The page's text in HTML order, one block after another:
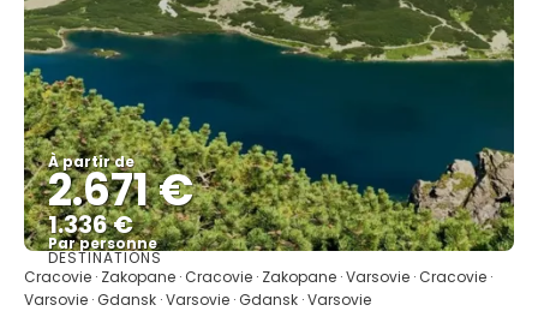
À partir de
2.671 €
1.336 €
Par personne
Afficher
DESTINATIONS
Cracovie · Zakopane · Cracovie · Zakopane · Varsovie · Cracovie ·
Varsovie · Gdansk · Varsovie · Gdansk · Varsovie